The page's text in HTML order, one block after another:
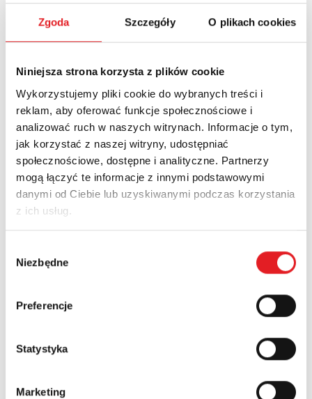
Zgoda Szczegóły O plikach cookies
Niniejsza strona korzysta z plików cookie
Wykorzystujemy pliki cookie do wybranych treści i
reklam, aby oferować funkcje społecznościowe i
analizować ruch w naszych witrynach. Informacje o tym,
jak korzystać z naszej witryny, udostępniać
społecznościowe, dostępne i analityczne. Partnerzy
mogą łączyć te informacje z innymi podstawowymi
danymi od Ciebie lub uzyskiwanymi podczas korzystania
z ich usług.
zgody
Niezbędne
Preferencje
Statystyka
Marketing
Deklaracja zgodności RG25
Deklaracja zgodności R2M
Pobierz PDF
Deklaracja zgodności RU400
Pobierz PDF
Deklaracja zgodności RUC, RUC-M
Deklaracja zgodności R20